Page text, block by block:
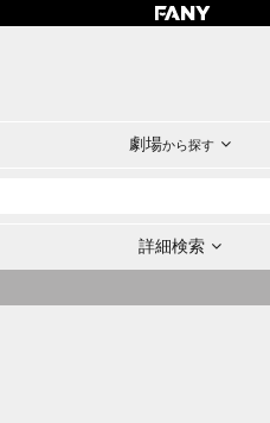
劇場から探す
詳細検索